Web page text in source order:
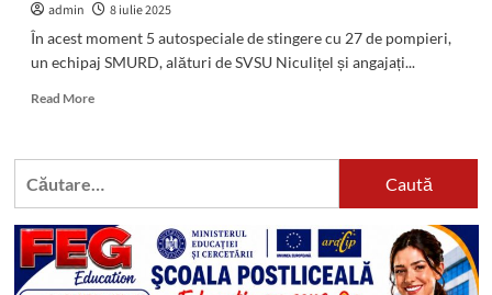
admin
8 iulie 2025
În acest moment 5 autospeciale de stingere cu 27 de pompieri,
un echipaj SMURD, alături de SVSU Niculițel și angajați...
Read MoreRead
(VIDEO)
zona
Mănăstirii
Cocoș!
Caută